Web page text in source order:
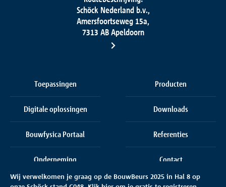
Wij verwelkomen je graag op de BouwBeurs 2025 in Hal 8 op
Schöck Nederland b.v.,
Amersfoortseweg 15a,
7313 AB Apeldoorn
Toepassingen Producten
Digitale oplossingen Downloads
Bouwfysica Portaal Referenties
Onderneming Contact